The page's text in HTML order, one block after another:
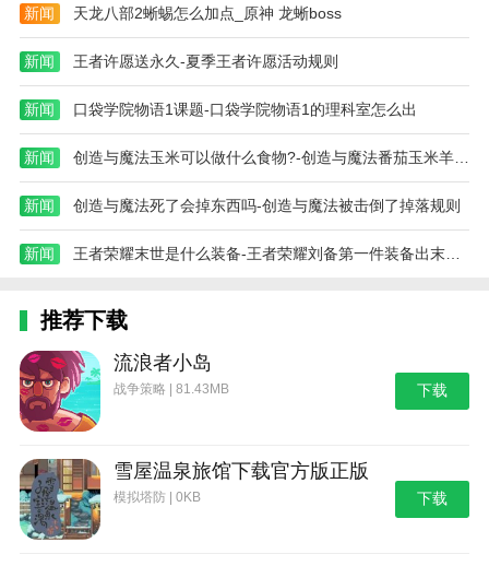
新闻 天龙八部2蜥蜴怎么加点_原神 龙蜥boss
新闻 王者许愿送永久-夏季王者许愿活动规则
新闻 口袋学院物语1课题-口袋学院物语1的理科室怎么出
新闻 创造与魔法玉米可以做什么食物?-创造与魔法番茄玉米羊汤怎么做
新闻 创造与魔法死了会掉东西吗-创造与魔法被击倒了掉落规则
新闻 王者荣耀末世是什么装备-王者荣耀刘备第一件装备出末世还是出无尽好
推荐下载
流浪者小岛
战争策略 | 81.43MB 下载
雪屋温泉旅馆下载官方版正版
模拟塔防 | 0KB 下载